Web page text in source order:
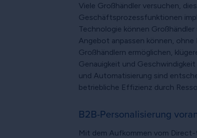
Viele Großhändler versuchen,
Geschäftsprozessfunktionen
Technologie können
Angebot anpassen können,
Großhändlern ermöglichen,
Genauigkeit und
und Automatisierung sind
betriebliche Effizienz durch
B2B-Personalisierung
Mit dem Aufkommen vom